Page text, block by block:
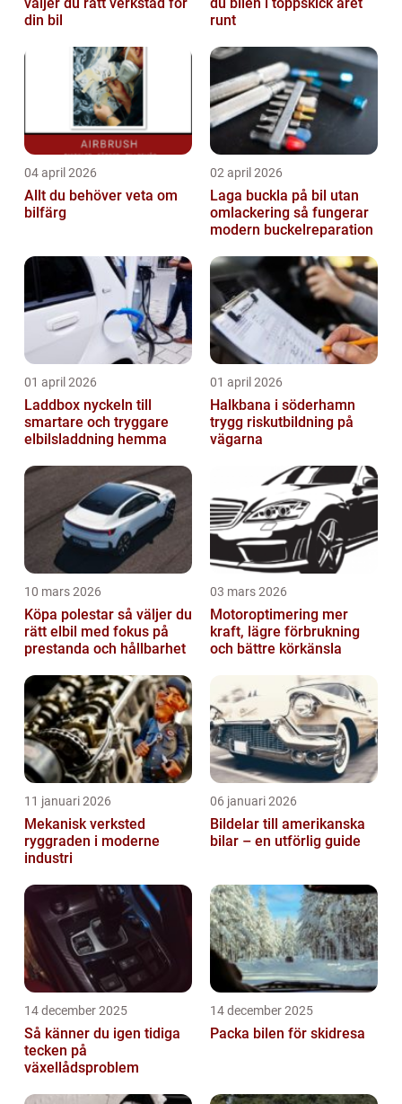
din bil
runt
04 april 2026
Allt du behöver veta om
bilfärg
02 april 2026
Laga buckla på bil utan
omlackering så fungerar
modern buckelreparation
01 april 2026
Laddbox nyckeln till
smartare och tryggare
elbilsladdning hemma
01 april 2026
Halkbana i söderhamn
trygg riskutbildning på
vägarna
10 mars 2026
Köpa polestar så väljer du
rätt elbil med fokus på
prestanda och hållbarhet
03 mars 2026
Motoroptimering mer
kraft, lägre förbrukning
och bättre körkänsla
11 januari 2026
Mekanisk verksted
ryggraden i moderne
industri
06 januari 2026
Bildelar till amerikanska
bilar – en utförlig guide
14 december 2025
Så känner du igen tidiga
tecken på
växellådsproblem
14 december 2025
Packa bilen för skidresa